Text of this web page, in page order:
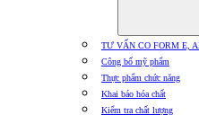
TƯ VẤN CO FORM E,
Công bố mỹ phẩm
Thực phẩm chức năng
Khai báo hóa chất
Kiểm tra chất lượng